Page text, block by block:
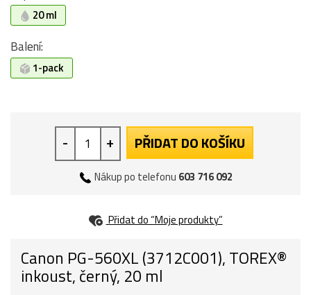
20 ml
Balení:
1-pack
- + PŘIDAT DO KOŠÍKU
Nákup po telefonu 603 716 092
Přidat do “Moje produkty”
Canon PG-560XL (3712C001), TOREX®
inkoust, černý, 20 ml